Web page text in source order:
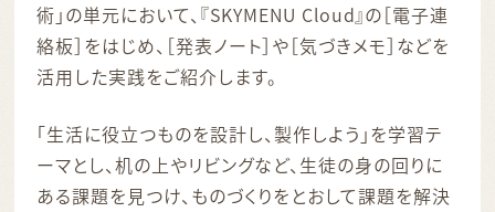
術」の単元において、『SKYMENU Cloud』の［電子連
絡板］をはじめ、［発表ノート］や［気づきメモ］などを
活用した実践をご紹介します。
「生活に役立つものを設計し、製作しよう」を学習テ
ーマとし、机の上やリビングなど、生徒の身の回りに
ある課題を見つけ、ものづくりをとおして課題を解決